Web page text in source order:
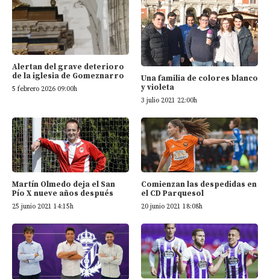
Alertan del grave deterioro
de la iglesia de Gomeznarro
5 febrero 2026 09:00h
Una familia de colores blanco
y violeta
3 julio 2021 22:00h
Martín Olmedo deja el San
Pío X nueve años después
25 junio 2021 14:15h
Comienzan las despedidas en
el CD Parquesol
20 junio 2021 18:08h